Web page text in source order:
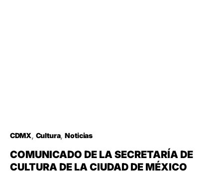
CDMX Cultura Noticias
COMUNICADO DE LA SECRETARÍA DE
CULTURA DE LA CIUDAD DE MÉXICO